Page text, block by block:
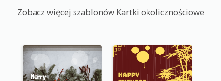
Zobacz więcej szablonów Kartki okolicznościowe